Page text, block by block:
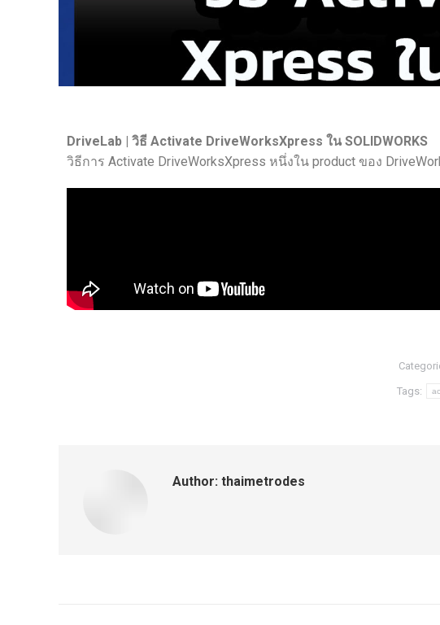
DriveLab | วิธี Activate DriveWorksXpress ใน SOLIDWORKS
วิธีการ Activate DriveWorksXpress หนึ่งใน product ของ
Tags:
Author: thaimetrodes